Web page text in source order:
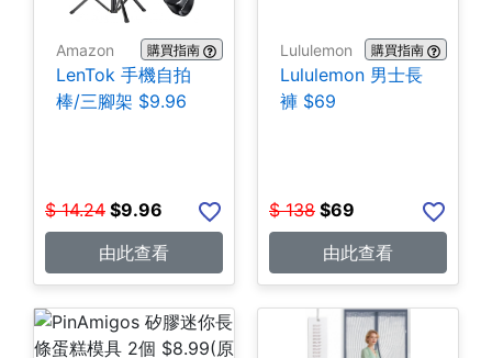
Amazon 購買指南
LenTok 手機自拍
棒/三腳架 $9.96
$ 14.24 $9.96
由此查看
Lululemon 購買指南
Lululemon 男士長
褲 $69
$ 138 $69
由此查看